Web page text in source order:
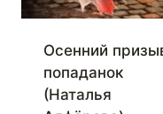
Осенний
попаданок
(Наталья